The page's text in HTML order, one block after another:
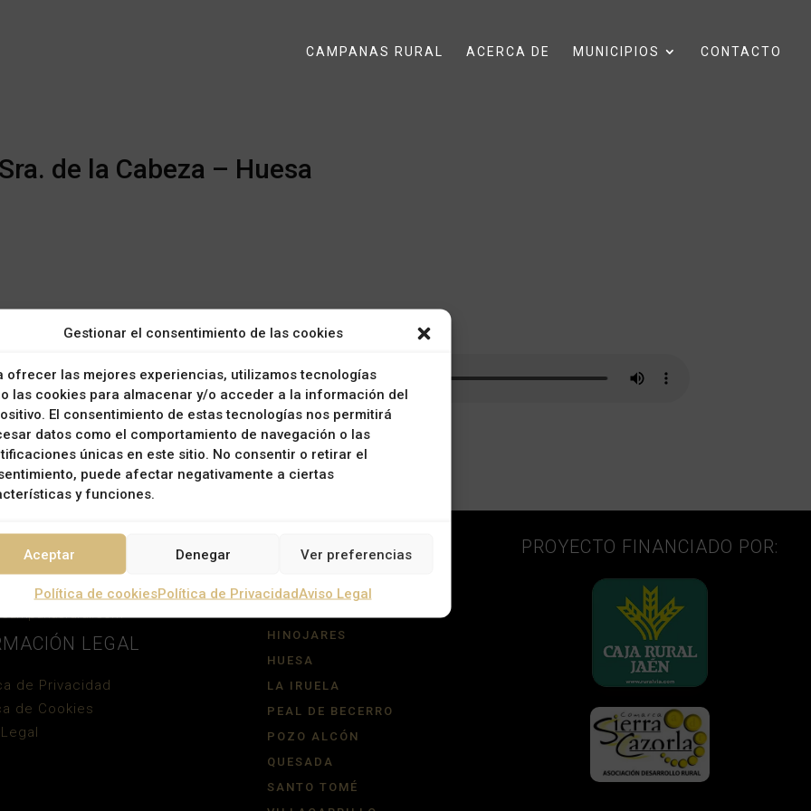
Gestionar el consentimiento de las cookies
ofrecer las mejores experiencias, utilizamos tecnologías
las cookies para almacenar y/o acceder a la información del
El consentimiento de estas tecnologías nos permitirá
datos como el comportamiento de navegación o las
únicas en este sitio. No consentir o retirar el
puede afectar negativamente a ciertas
y funciones.
Aceptar Denegar Ver preferencias
Política de cookiesPolítica de PrivacidadAviso Legal
CAMPANAS RURAL ACERCA DE MUNICIPIOS CONTACTO
de la Cabeza – Huesa
SRA. DE LA CABEZA – HUESA
Compartir en Facebook
DE CONTACTO
LEGAL
de Privacidad
de Cookies
MUNICIPIOS
HINOJARES
HUESA
LA IRUELA
PEAL DE BECERRO
POZO ALCÓN
QUESADA
SANTO TOMÉ
PROYECTO FINANCIADO POR: